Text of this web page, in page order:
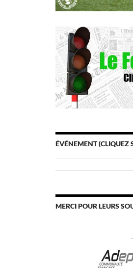
ÉVÉNEMENT (CLIQUEZ
MERCI POUR LEURS